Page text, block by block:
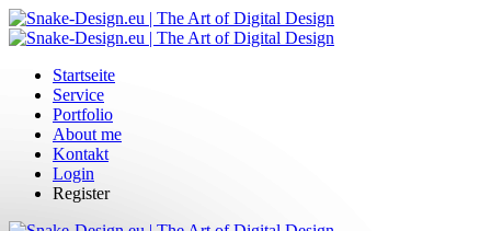
Startseite
Service
Portfolio
About me
Kontakt
Login
Register